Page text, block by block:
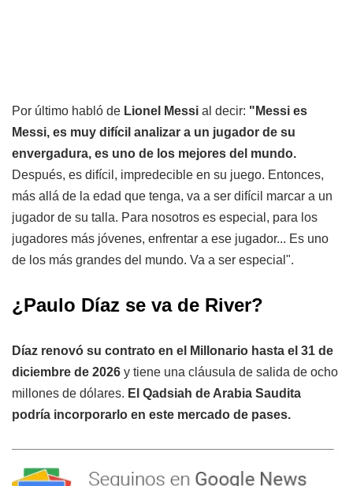
Por último habló de Lionel Messi al decir: "Messi es
Messi, es muy difícil analizar a un jugador de su
envergadura, es uno de los mejores del mundo.
Después, es difícil, impredecible en su juego. Entonces,
más allá de la edad que tenga, va a ser difícil marcar a un
jugador de su talla. Para nosotros es especial, para los
jugadores más jóvenes, enfrentar a ese jugador... Es uno
de los más grandes del mundo. Va a ser especial".
¿Paulo Díaz se va de River?
Díaz renovó su contrato en el Millonario hasta el 31 de
diciembre de 2026 y tiene una cláusula de salida de ocho
millones de dólares. El Qadsiah de Arabia Saudita
podría incorporarlo en este mercado de pases.